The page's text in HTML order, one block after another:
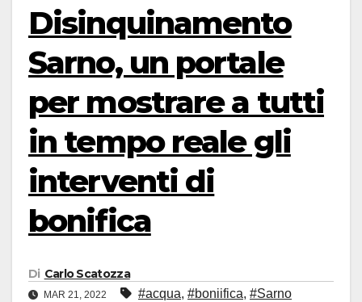
Disinquinamento
Sarno, un portale
per mostrare a tutti
in tempo reale gli
interventi di
bonifica
Di Carlo Scatozza
MAR 21, 2022 #acqua, #boniifica, #Sarno